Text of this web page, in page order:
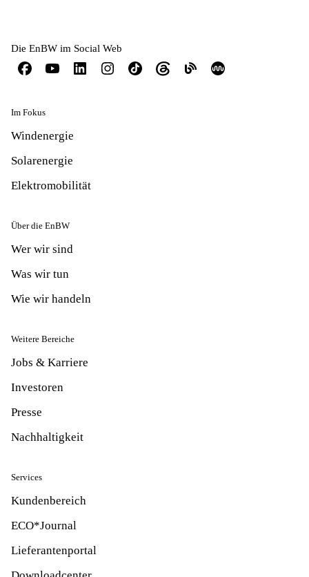
Die EnBW im Social Web
Im Fokus
Windenergie
Solarenergie
Elektromobilität
Über die EnBW
Wer wir sind
Was wir tun
Wie wir handeln
Weitere Bereiche
Jobs & Karriere
Investoren
Presse
Nachhaltigkeit
Services
Kundenbereich
ECO*Journal
Lieferantenportal